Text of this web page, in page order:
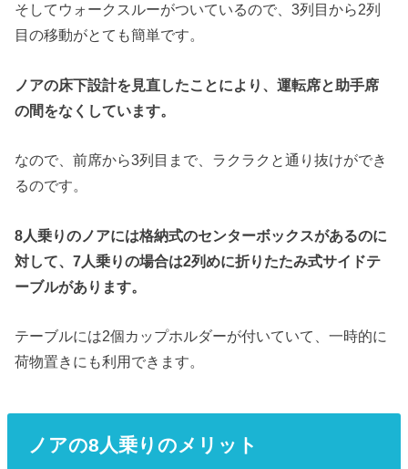
そしてウォークスルーがついているので、3列目から2列
目の移動がとても簡単です。
ノアの床下設計を見直したことにより、運転席と助手席
の間をなくしています。
なので、前席から3列目まで、ラクラクと通り抜けができ
るのです。
8 人乗りのノアには格納式のセンターボックスがあるのに
対して、7 人乗りの場合は2列めに折りたたみ式サイドテ
ーブルがあります。
テーブルには2個カップホルダーが付いていて、一時的に
荷物置きにも利用できます。
ノアの8 人乗りのメリット